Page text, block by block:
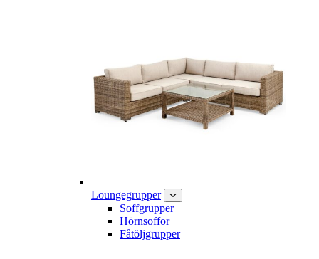
Loungegrupper
Soffgrupper
Hörnsoffor
Fåtöljgrupper